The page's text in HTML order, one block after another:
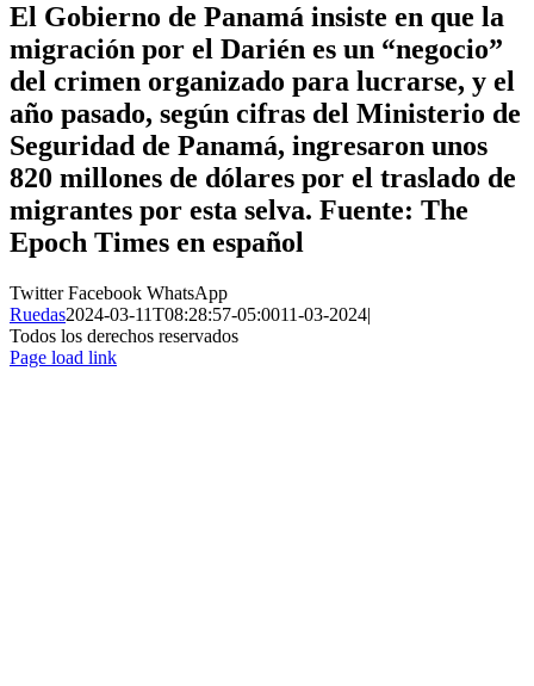
El Gobierno de Panamá insiste en que la
migración por el Darién es un “negocio”
del crimen organizado para lucrarse, y el
año pasado, según cifras del Ministerio de
Seguridad de Panamá, ingresaron unos
820 millones de dólares por el traslado de
migrantes por esta selva. Fuente: The
Epoch Times en español
TwitterFacebook WhatsApp
Ruedas2024-03-11T08:28:57-05:0011-03-2024|
Todos los derechos reservados
Page load link